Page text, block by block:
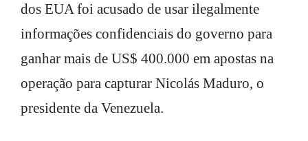
dos EUA foi acusado de usar ilegalmente
informações confidenciais do governo para
ganhar mais de US$ 400.000 em apostas na
operação para capturar Nicolás Maduro, o
presidente da Venezuela.